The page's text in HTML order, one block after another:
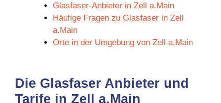
Glasfaser-Anbieter in Zell a.Main
Häufige Fragen zu Glasfaser in Zell
a.Main
Orte in der Umgebung von Zell a.Main
Die Glasfaser Anbieter und
Tarife in Zell a.Main